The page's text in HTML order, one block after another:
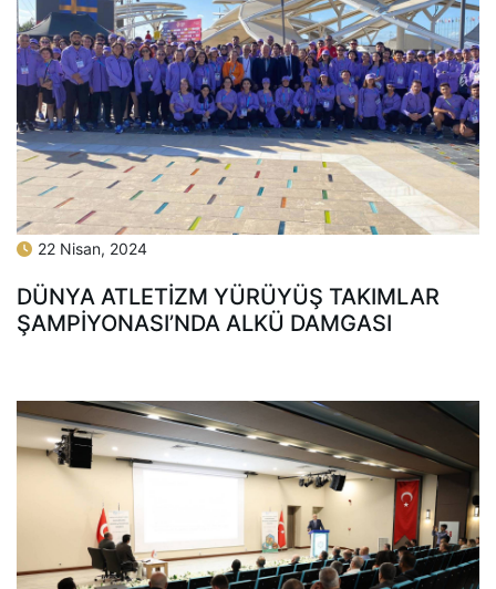
22 Nisan, 2024
DÜNYA ATLETİZM YÜRÜYÜŞ TAKIMLAR
ŞAMPİYONASI’NDA ALKÜ DAMGASI